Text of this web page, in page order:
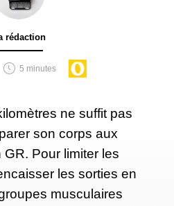
rédaction
5 minutes
ne suffit pas
son corps aux
GR. Pour limiter les
les sorties en
musculaires